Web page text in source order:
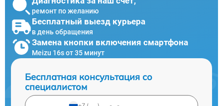
ремонт по желанию
Бесплатный выезд курьера
в день обращения
Замена кнопки включения смартфона
Meizu 16s от 35 минут
Бесплатная консультация со
специалистом